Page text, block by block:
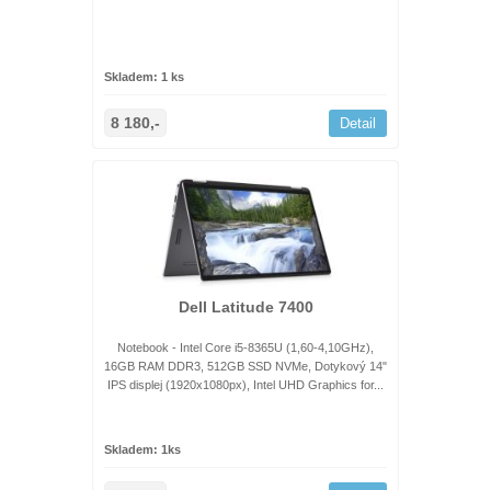
Skladem: 1 ks
8 180,- Detail
Dell Latitude 7400
Notebook - Intel Core i5-8365U (1,60-4,10GHz),
16GB RAM DDR3, 512GB SSD NVMe, Dotykový 14"
IPS displej (1920x1080px), Intel UHD Graphics for...
Skladem: 1ks